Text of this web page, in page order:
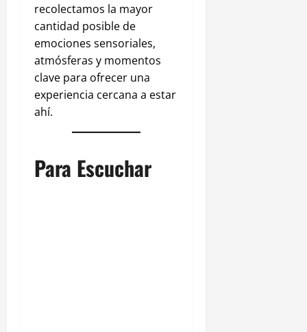
recolectamos la mayor
cantidad posible de
emociones sensoriales,
atmósferas y momentos
clave para ofrecer una
experiencia cercana a estar
ahí.
Para Escuchar